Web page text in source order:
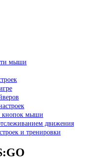
мыши
кнопок мыши
движения
и тренировки